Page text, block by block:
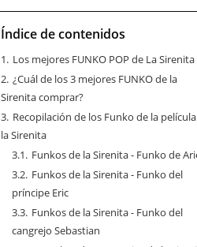
Índice de contenidos
1. Los mejores FUNKO POP de La Sirenita
2. ¿Cuál de los 3 mejores FUNKO de la
Sirenita comprar?
3. Recopilación de los Funko de la
la Sirenita
3.1. Funkos de la Sirenita - Funko de
3.2. Funkos de la Sirenita - Funko del
príncipe Eric
3.3. Funkos de la Sirenita - Funko del
cangrejo Sebastian